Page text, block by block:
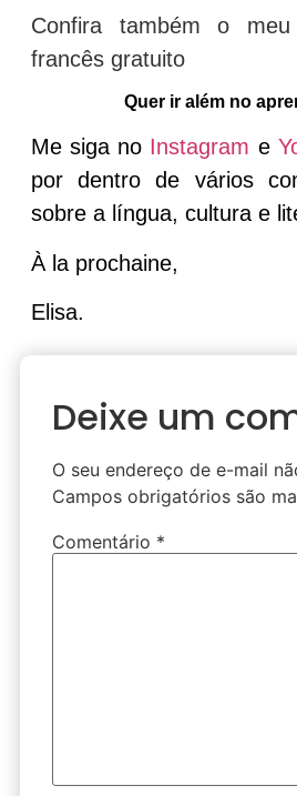
Confira também o meu
francês gratuito
Quer ir além no
Me siga no Instagram e
por dentro de vários
sobre a língua, cultura e
À la prochaine,
Elisa.
Deixe um
O seu endereço de e-mail
Campos obrigatórios são
Comentário *